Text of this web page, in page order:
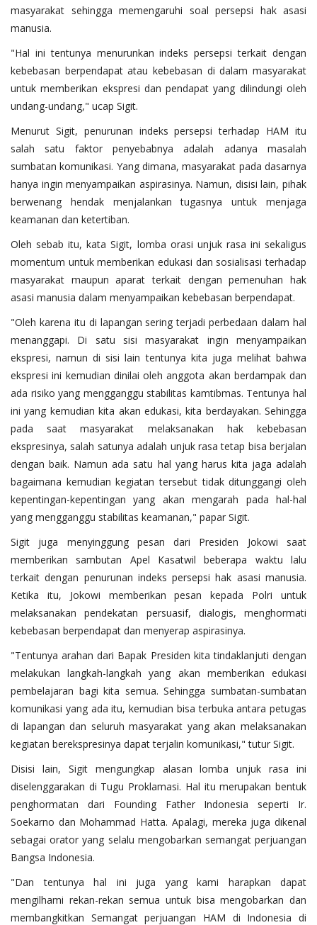
masyarakat sehingga memengaruhi soal persepsi hak asasi
manusia.
"Hal ini tentunya menurunkan indeks persepsi terkait dengan
kebebasan berpendapat atau kebebasan di dalam masyarakat
untuk memberikan ekspresi dan pendapat yang dilindungi oleh
undang-undang," ucap Sigit.
Menurut Sigit, penurunan indeks persepsi terhadap HAM itu
salah satu faktor penyebabnya adalah adanya masalah
sumbatan komunikasi. Yang dimana, masyarakat pada dasarnya
hanya ingin menyampaikan aspirasinya. Namun, disisi lain, pihak
berwenang hendak menjalankan tugasnya untuk menjaga
keamanan dan ketertiban.
Oleh sebab itu, kata Sigit, lomba orasi unjuk rasa ini sekaligus
momentum untuk memberikan edukasi dan sosialisasi terhadap
masyarakat maupun aparat terkait dengan pemenuhan hak
asasi manusia dalam menyampaikan kebebasan berpendapat.
"Oleh karena itu di lapangan sering terjadi perbedaan dalam hal
menanggapi. Di satu sisi masyarakat ingin menyampaikan
ekspresi, namun di sisi lain tentunya kita juga melihat bahwa
ekspresi ini kemudian dinilai oleh anggota akan berdampak dan
ada risiko yang mengganggu stabilitas kamtibmas. Tentunya hal
ini yang kemudian kita akan edukasi, kita berdayakan. Sehingga
pada saat masyarakat melaksanakan hak kebebasan
ekspresinya, salah satunya adalah unjuk rasa tetap bisa berjalan
dengan baik. Namun ada satu hal yang harus kita jaga adalah
bagaimana kemudian kegiatan tersebut tidak ditunggangi oleh
kepentingan-kepentingan yang akan mengarah pada hal-hal
yang mengganggu stabilitas keamanan," papar Sigit.
Sigit juga menyinggung pesan dari Presiden Jokowi saat
memberikan sambutan Apel Kasatwil beberapa waktu lalu
terkait dengan penurunan indeks persepsi hak asasi manusia.
Ketika itu, Jokowi memberikan pesan kepada Polri untuk
melaksanakan pendekatan persuasif, dialogis, menghormati
kebebasan berpendapat dan menyerap aspirasinya.
"Tentunya arahan dari Bapak Presiden kita tindaklanjuti dengan
melakukan langkah-langkah yang akan memberikan edukasi
pembelajaran bagi kita semua. Sehingga sumbatan-sumbatan
komunikasi yang ada itu, kemudian bisa terbuka antara petugas
di lapangan dan seluruh masyarakat yang akan melaksanakan
kegiatan berekspresinya dapat terjalin komunikasi," tutur Sigit.
Disisi lain, Sigit mengungkap alasan lomba unjuk rasa ini
diselenggarakan di Tugu Proklamasi. Hal itu merupakan bentuk
penghormatan dari Founding Father Indonesia seperti Ir.
Soekarno dan Mohammad Hatta. Apalagi, mereka juga dikenal
sebagai orator yang selalu mengobarkan semangat perjuangan
Bangsa Indonesia.
"Dan tentunya hal ini juga yang kami harapkan dapat
mengilhami rekan-rekan semua untuk bisa mengobarkan dan
membangkitkan Semangat perjuangan HAM di Indonesia di